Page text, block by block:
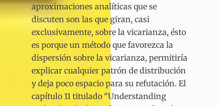
aproximaciones analíticas que se
discuten son las que giran, casi
exclusivamente, sobre la vicarianza, ésto
es porque un método que favorezca la
dispersión sobre la vicarianza, permitiría
explicar cualquier patrón de distribución
y deja poco espacio para su refutación. El
capítulo 11 titulado “Understanding